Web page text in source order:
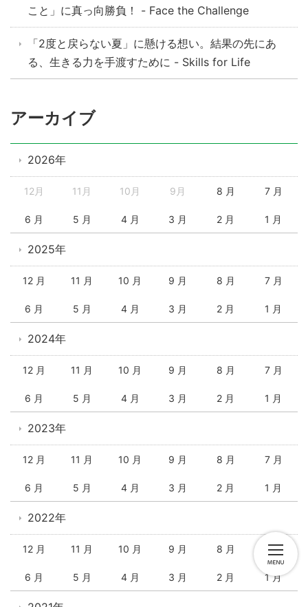
こと」に真っ向勝負！ - Face the Challenge
「2度と戻らない夏」に懸ける想い。結果の先にあ
る、生きる力を手渡すために - Skills for Life
アーカイブ
2026年
12月 11月 10月 9月 8 月 7 月
6 月 5 月 4 月 3 月 2 月 1 月
2025年
12 月 11 月 10 月 9 月 8 月 7 月
6 月 5 月 4 月 3 月 2 月 1 月
2024年
12 月 11 月 10 月 9 月 8 月 7 月
6 月 5 月 4 月 3 月 2 月 1 月
2023年
12 月 11 月 10 月 9 月 8 月 7 月
6 月 5 月 4 月 3 月 2 月 1 月
2022年
12 月 11 月 10 月 9 月 8 月 7 月
6 月 5 月 4 月 3 月 2 月 1 月